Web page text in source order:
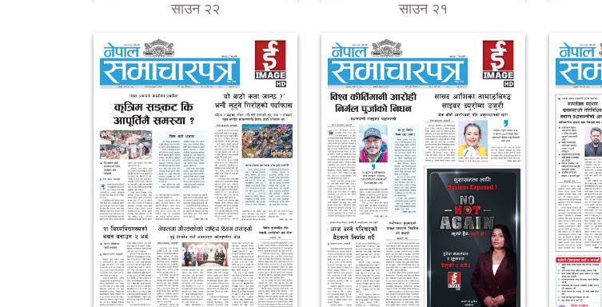
साउन २२ साउन २१